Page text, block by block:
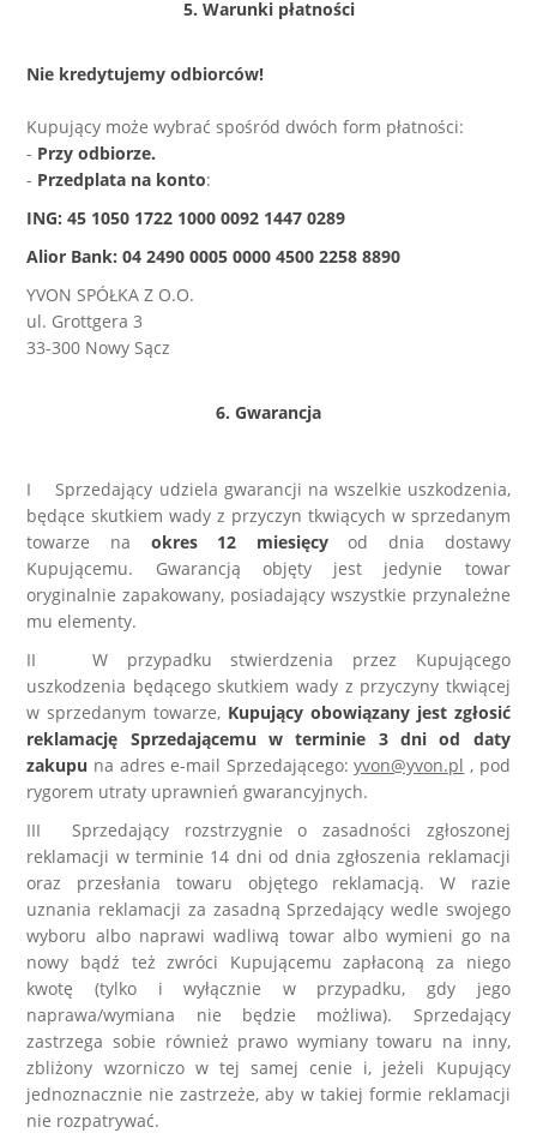
5. Warunki płatności
Nie kredytujemy odbiorców!
Kupujący może wybrać spośród dwóch form płatności:
- Przy odbiorze.
- Przedplata na konto:
ING: 45 1050 1722 1000 0092 1447 0289
Alior Bank: 04 2490 0005 0000 4500 2258 8890
YVON SPÓŁKA Z O.O.
ul. Grottgera 3
33-300 Nowy Sącz
6. Gwarancja
I Sprzedający udziela gwarancji na wszelkie uszkodzenia,
będące skutkiem wady z przyczyn tkwiących w sprzedanym
towarze na okres 12 miesięcyod dnia dostawy
Kupującemu. Gwarancją objęty jest jedynie towar
oryginalnie zapakowany, posiadający wszystkie przynależne
mu elementy.
II W przypadku stwierdzenia przez Kupującego
uszkodzenia będącego skutkiem wady z przyczyny tkwiącej
w sprzedanym towarze, Kupujący obowiązany jest zgłosić
reklamację Sprzedającemu w terminie 3 dni od daty
zakupu na adres e-mail Sprzedającego:yvon@yvon.pl , pod
rygorem utraty uprawnień gwarancyjnych.
III Sprzedający rozstrzygnie o zasadności zgłoszonej
reklamacji w terminie 14 dni od dnia zgłoszenia reklamacji
oraz przesłania towaru objętego reklamacją. W razie
uznania reklamacji za zasadną Sprzedający wedle swojego
wyboru albo naprawi wadliwą towar albo wymieni go na
nowy bądź też zwróci Kupującemu zapłaconą za niego
kwotę (tylko i wyłącznie w przypadku, gdy jego
naprawa/wymiana nie będzie możliwa). Sprzedający
zastrzega sobie również prawo wymiany towaru na inny,
zbliżony wzorniczo w tej samej cenie i, jeżeli Kupujący
jednoznacznie nie zastrzeże, aby w takiej formie reklamacji
nie rozpatrywać.